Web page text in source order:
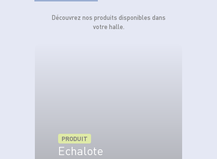
Découvrez nos produits disponibles dans
votre halle.
PRODUIT
Echalote